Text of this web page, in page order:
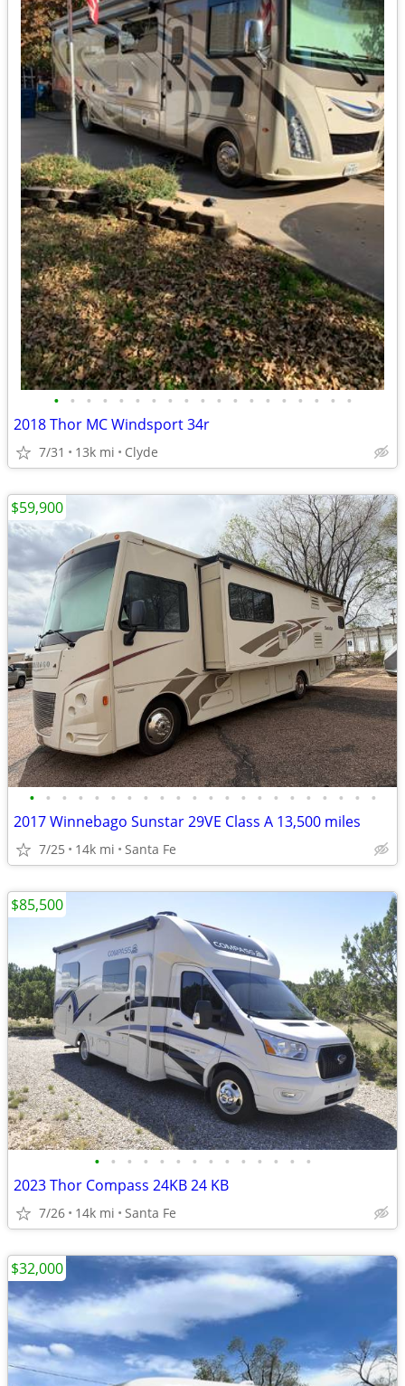
• • • • • • • • • • • • • • • • • • •
2018 Thor MC Windsport 34r
7/31 13k mi Clyde
• • • • • • • • • • • • • • • • • • • • • •
2017 Winnebago Sunstar 29VE Class A 13,500 miles
7/25 14k mi Santa Fe
$59,900
• • • • • • • • • • • • • •
2023 Thor Compass 24KB 24 KB
7/26 14k mi Santa Fe
$85,500
$32,000